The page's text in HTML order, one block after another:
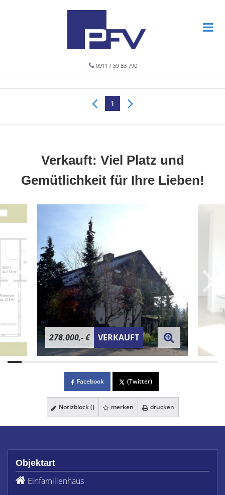
0911 / 59 83 790
1
Verkauft: Viel Platz und
Gemütlichkeit für Ihre Lieben!
278.000,- € VERKAUFT
Facebook (Twitter)
Notizblock () merken drucken
Objektart
Einfamilienhaus